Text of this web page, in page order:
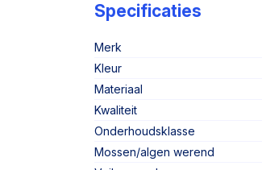
Specificaties
Merk
Kleur
Materiaal
Kwaliteit
Onderhoudsklasse
Mossen/algen werend